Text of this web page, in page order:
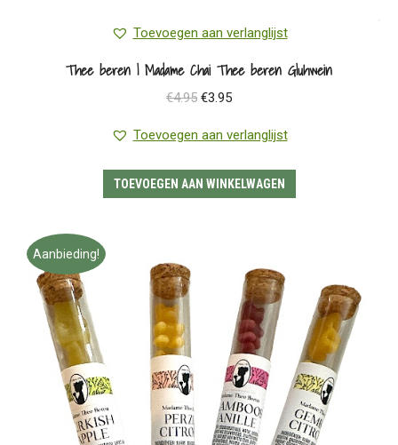
Toevoegen aan verlanglijst
Thee beren | Madame Chai Thee beren Gluhwein
€4.95 Oorspronkelijke
was:
€4.95.
€3.95Huidige
is:
€3.95.
Toevoegen aan verlanglijst
TOEVOEGEN AAN WINKELWAGEN
Aanbieding!